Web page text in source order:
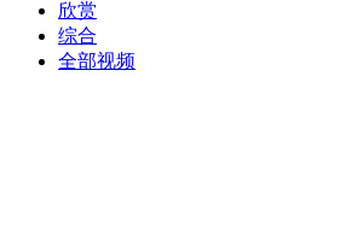
欣赏
综合
全部视频